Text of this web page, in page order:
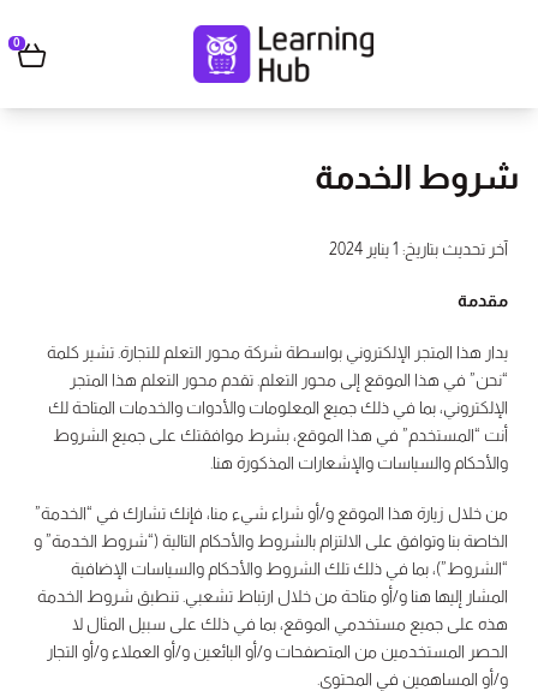
0
شروط الخدمة
آخر تحديث بتاريخ: 1 يناير 2024
مقدمة
يدار هذا المتجر الإلكتروني بواسطة شركة محور التعلم للتجارة. تشير كلمة
“نحن” في هذا الموقع إلى محور التعلم. تقدم محور التعلم هذا المتجر
الإلكتروني، بما في ذلك جميع المعلومات والأدوات والخدمات المتاحة لك
أنت “المستخدم” في هذا الموقع، بشرط موافقتك على جميع الشروط
والأحكام والسياسات والإشعارات المذكورة هنا.
من خلال زيارة هذا الموقع و/أو شراء شيء منا، فإنك تشارك في “الخدمة”
الخاصة بنا وتوافق على الالتزام بالشروط والأحكام التالية (“شروط الخدمة” و
“الشروط”)، بما في ذلك تلك الشروط والأحكام والسياسات الإضافية
المشار إليها هنا و/أو متاحة من خلال ارتباط تشعبي. تنطبق شروط الخدمة
هذه على جميع مستخدمي الموقع، بما في ذلك على سبيل المثال لا
الحصر المستخدمين من المتصفحات و/أو البائعين و/أو العملاء و/أو التجار
و/أو المساهمين في المحتوى.